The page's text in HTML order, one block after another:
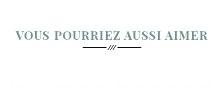
VOUS POURRIEZ AUSSI AIMER